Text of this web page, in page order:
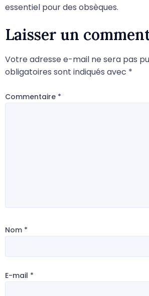
essentiel pour des obsèques.
Laisser un
Votre adresse e-mail ne sera pas
obligatoires sont indiqués avec *
Commentaire *
Nom *
E-mail *